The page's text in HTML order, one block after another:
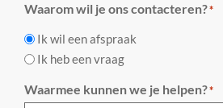
Waarom wil je ons contacteren?*
Ik wil een afspraak
Ik heb een vraag
Waarmee kunnen we je helpen?*